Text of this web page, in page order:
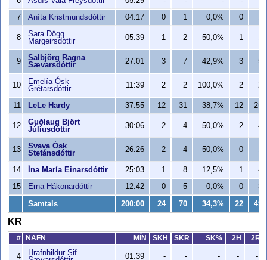
7
Aníta Kristmundsdóttir 04:17 0 1 0,0% 0 1
8
Sara Dögg
Margeirsdóttir
05:39 1 2 50,0% 1 1
9
Salbjörg Ragna
Sævarsdóttir
27:01 3 7 42,9% 3 5
10
Emelía Ósk
Grétarsdóttir
11:39 2 2 100,0% 2 2
11 LeLe Hardy 37:55 12 31 38,7% 12 25
12
Guðlaug Björt
Júlíusdóttir
30:06 2 4 50,0% 2 4
13
Svava Ósk
Stefánsdóttir
26:26 2 4 50,0% 0 1
14 Ína María Einarsdóttir 25:03 1 8 12,5% 1
4
15
Erna Hákonardóttir 12:42 0 5 0,0% 0 3
Samtals 200:00 24 70 34,3% 22 49
KR
# NAFN MÍN SKH SKR SK% 2H 2R
4
Hrafnhildur Sif
01:39 - - - - -